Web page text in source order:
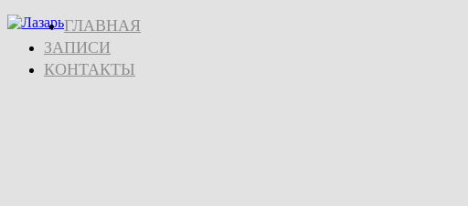
ГЛАВНАЯ
ЗАПИСИ
КОНТАКТЫ